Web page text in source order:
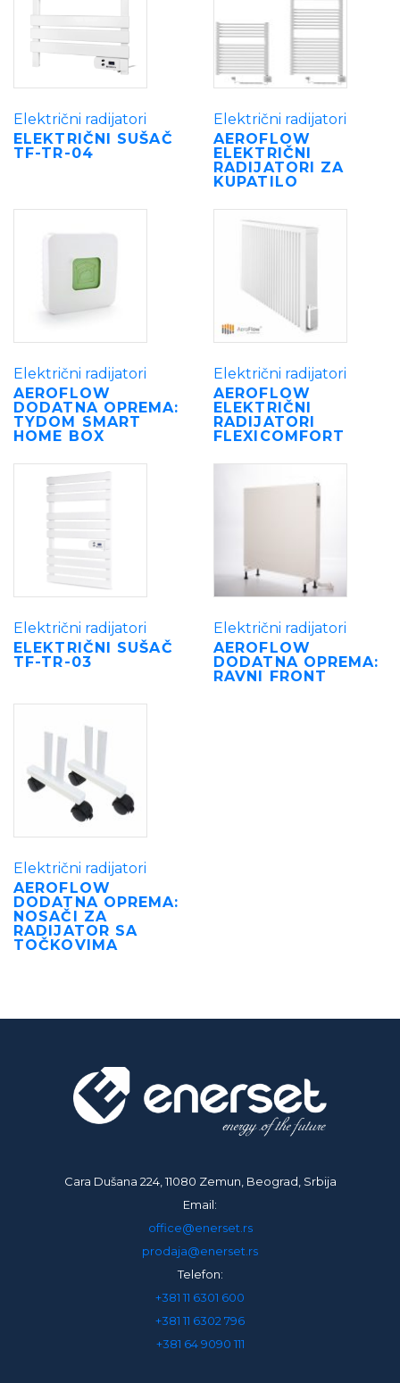
Električni radijatori
ELEKTRIČNI SUŠAČ
TF-TR-04
Električni radijatori
AEROFLOW
ELEKTRIČNI
RADIJATORI ZA
KUPATILO
Električni radijatori
AEROFLOW
DODATNA OPREMA:
TYDOM SMART
HOME BOX
Električni radijatori
AEROFLOW
ELEKTRIČNI
RADIJATORI
FLEXICOMFORT
Električni radijatori
ELEKTRIČNI SUŠAČ
TF-TR-03
Električni radijatori
AEROFLOW
DODATNA OPREMA:
RAVNI FRONT
Električni radijatori
AEROFLOW
DODATNA OPREMA:
NOSAČI ZA
RADIJATOR SA
TOČKOVIMA
Cara Dušana 224, 11080 Zemun, Beograd, Srbija
Email:
office@enerset.rs
prodaja@enerset.rs
Telefon:
+381 11 6301 600
+381 11 6302 796
+381 64 9090 111